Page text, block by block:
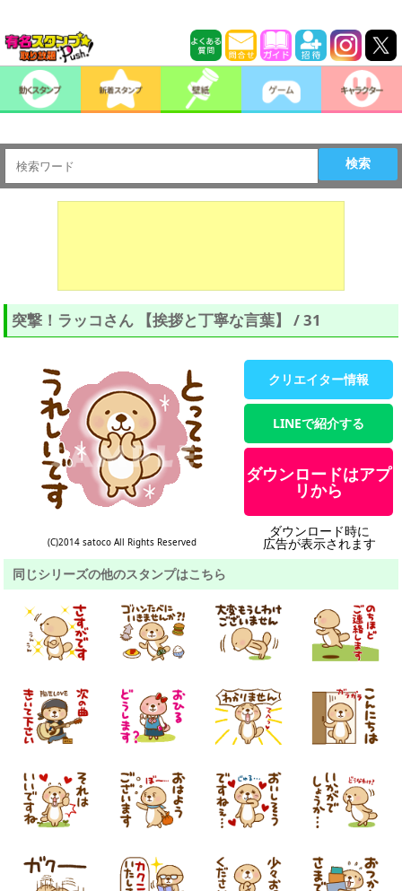
検索
突撃！ラッコさん 【挨拶と丁寧な言葉】 / 31
(C)2014 satoco All Rights Reserved
クリエイター情報
LINEで紹介する
ダウンロードはアプ
リから
ダウンロード時に
広告が表示されます
同じシリーズの他のスタンプはこちら